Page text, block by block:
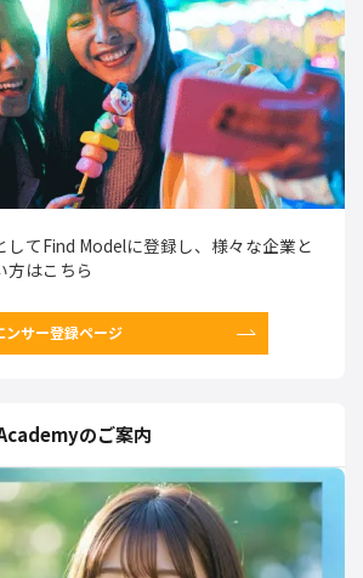
してFind Modelに登録し、様々な企業と
方はこちら
ンサー登録ページ
のご案内